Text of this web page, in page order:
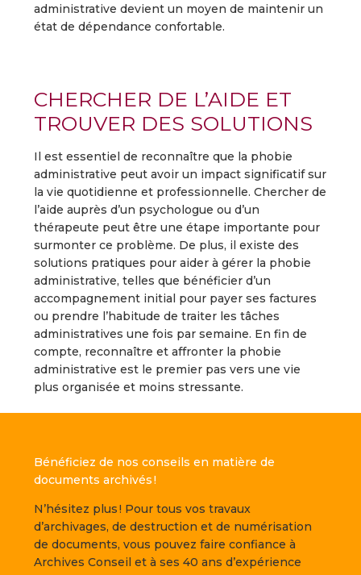
administrative devient un moyen de maintenir un
état de dépendance confortable.
CHERCHER DE L’AIDE ET
TROUVER DES SOLUTIONS
Il est essentiel de reconnaître que la phobie
administrative peut avoir un impact significatif sur
la vie quotidienne et professionnelle. Chercher de
l’aide auprès d’un psychologue ou d’un
thérapeute peut être une étape importante pour
surmonter ce problème. De plus, il existe des
solutions pratiques pour aider à gérer la phobie
administrative, telles que bénéficier d’un
accompagnement initial pour payer ses factures
ou prendre l’habitude de traiter les tâches
administratives une fois par semaine. En fin de
compte, reconnaître et affronter la phobie
administrative est le premier pas vers une vie
plus organisée et moins stressante.
Bénéficiez de nos conseils en matière de
documents archivés !
N’hésitez plus ! Pour tous vos travaux
d’archivages, de destruction et de numérisation
de documents, vous pouvez faire confiance à
Archives Conseil et à ses 40 ans d’expérience